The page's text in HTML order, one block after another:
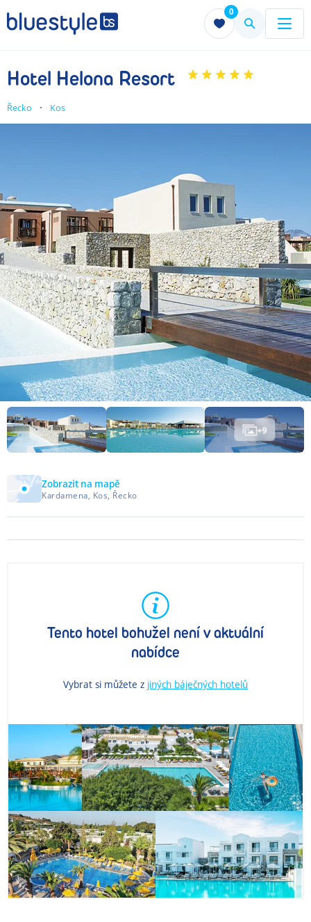
0
Menu Menu
Hotel Helona Resort
Řecko Kos
+9
Zobrazit na mapě
Kardamena, Kos, Řecko
Tento hotel bohužel není v aktuální
nabídce
Vybrat si můžete z jiných báječných hotelů